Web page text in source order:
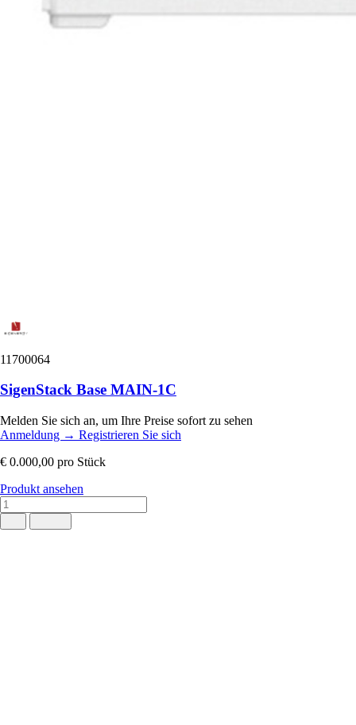
11700064
SigenStack Base MAIN-1C
Melden Sie sich an, um Ihre Preise sofort zu sehen
Anmeldung → Registrieren Sie sich
€ 0.000,00 pro Stück
Produkt ansehen